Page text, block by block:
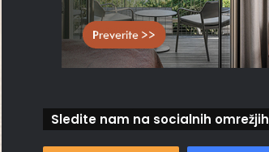
Sledite nam na socialnih omrežjih